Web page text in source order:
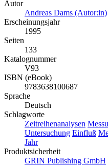
Autor
Andreas Dams (Autor:in)
Erscheinungsjahr
1995
Seiten
133
Katalognummer
V93
ISBN (eBook)
9783638100687
Sprache
Deutsch
Schlagworte
Zeitreihenanalysen
Untersuchung Einfluß
Jahr
Produktsicherheit
GRIN Publishing GmbH